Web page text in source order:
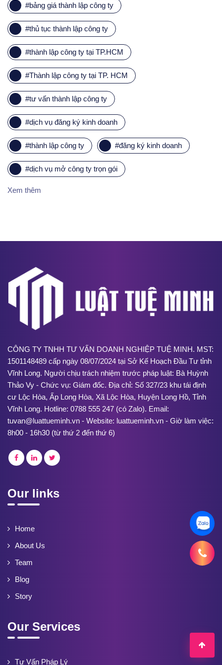
#bảng giá thành lập công ty
#thủ tục thành lập công ty
#thành lập công ty tại TP.HCM
#Thành lập công ty tại TP. HCM
#tư vấn thành lập công ty
#dịch vụ đăng ký kinh doanh
#thành lập công ty #đăng ký kinh doanh
#dịch vụ mở công ty trọn gói
Xem thêm
CÔNG TY TNHH TƯ VẤN DOANH NGHIỆP TUỆ MINH. MST:
1501148489 cấp ngày 08/07/2024 tại Sở Kế Hoạch Đầu Tư tỉnh
Vĩnh Long. Người chịu trách nhiệm trước pháp luật: Bà Huỳnh
Thảo Vy - Chức vụ: Giám đốc. Địa chỉ: Số 327/23 khu tái định
cư Lộc Hòa, Ấp Long Hòa, Xã Lộc Hòa, Huyện Long Hồ, Tỉnh
Vĩnh Long. Hotline: 0788 555 247 (có Zalo). Email:
tuvan@luattueminh.vn - Website: luattueminh.vn - Giờ làm việc:
8h00 - 16h30 (từ thứ 2 đến thứ 6)
Our links
Home
About Us
Team
Blog
Story
Our Services
Tư Vấn Pháp Lý